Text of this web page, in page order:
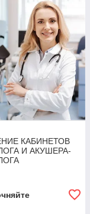
КАБИНЕТОВ
И АКУШЕРА-